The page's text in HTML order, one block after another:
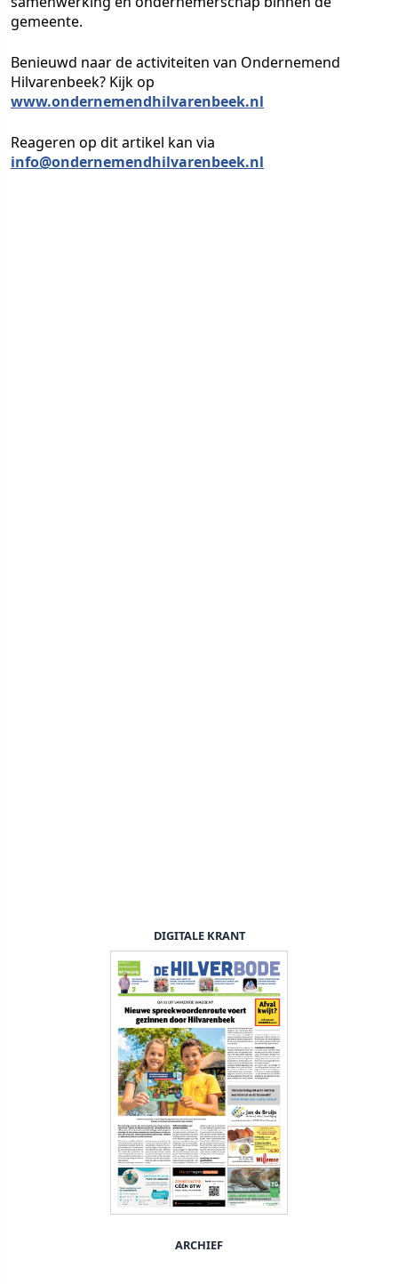
gemeente.
Benieuwd naar de activiteiten van Ondernemend
Hilvarenbeek? Kijk op
www.ondernemendhilvarenbeek.nl
Reageren op dit artikel kan via
info@ondernemendhilvarenbeek.nl
DIGITALE KRANT
ARCHIEF